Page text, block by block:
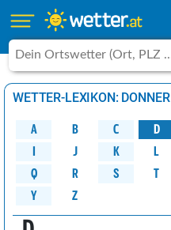
WETTER-LEXIKON: DONNER
A B C D
J K L
Q
R S T
Y Z